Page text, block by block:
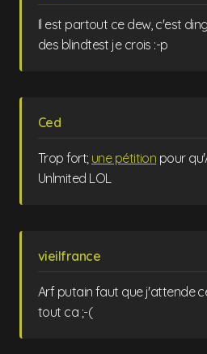
Il est partout ce dew, c'est
des blindtest je crois :-p
Ced
Trop fort; une pétition pour
Unlmited LOL
vieilfrance
Arf putain faut que j'attende
tout ca ;-(